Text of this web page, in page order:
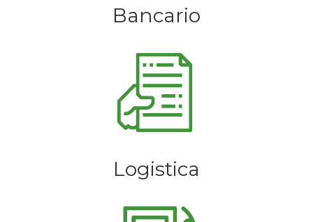
Bancario
Logistica